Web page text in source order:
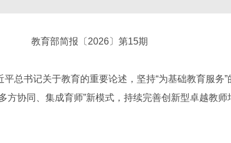
教育部简报〔2026〕第15期
书记关于教育的重要论述，坚持“为基础教育服务”
方协同、集成育师”新模式，持续完善创新型卓越教